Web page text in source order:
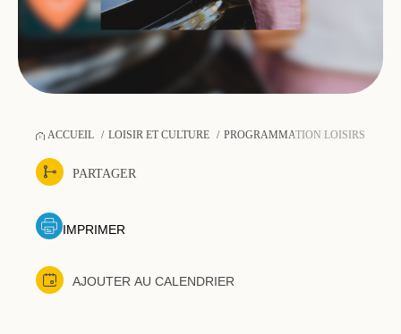
ACCUEIL LOISIR ET CULTURE PROGRAMMATION LOISIRS-
PARTAGER
IMPRIMER
AJOUTER AU CALENDRIER